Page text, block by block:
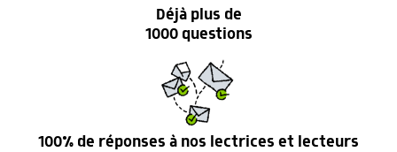
Déjà plus de
1000 questions
100% de réponses à nos lectrices et lecteurs